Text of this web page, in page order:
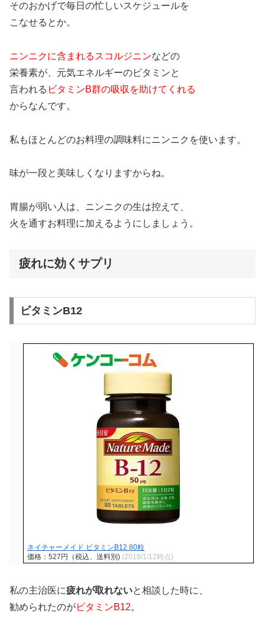
そのおかげで毎日の忙しいスケジュールを
こなせるとか。
ニンニクに含まれるスコルジニンなどの
栄養素が、元気エネルギーのビタミンと
言われる ビタミンB群の吸収を助けてくれる
からなんです。
私もほとんどのお料理の調味料にニンニクを使います。
味が一段と美味しくなりますからね。
胃腸が弱い人は、ニンニクの生は控えて、
火を通すお料理に加えるようにしましょう。
疲れに効くサプリ
ビタミンB12
ネイチャーメイド ビタミンB12 80粒
価格：527円（税込、送料別) (2018/1/12時点)
私の主治医に疲れが取れないと相談した時に、
勧められたのがビタミンB12。